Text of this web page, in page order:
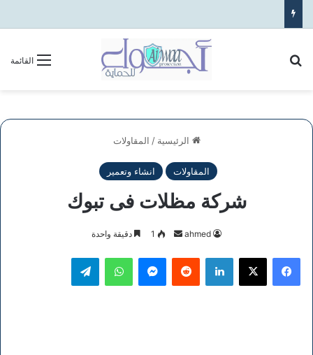
القائمة
الرئيسية / المقاولات
المقاولات انشاء وتعمير
شركة مظلات فى تبوك
ahmed
أرسل
إلكترونيا
1 دقيقة واحدة
فيسبوك ‫X لينكدإن ماسنجر واتساب تيلقرام